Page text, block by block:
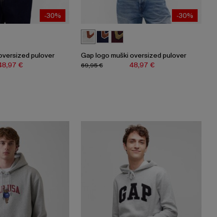
-30%
pulover
€
-30%
Gap logo muški oversized pulover
48,97 €
69,95 €